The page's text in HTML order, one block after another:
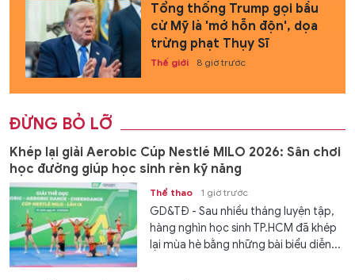
Tổng thống Trump gọi bầu
cử Mỹ là 'mớ hỗn độn', dọa
trừng phạt Thụy Sĩ
Thế giới 8 giờ trước
ĐỪNG BỎ LỠ
Khép lại giải Aerobic Cúp Nestlé MILO 2026: Sân chơi
học đường giúp học sinh rèn kỹ năng
Thể thao 1 giờ trước
GD&TĐ - Sau nhiều tháng luyện tập,
hàng nghìn học sinh TP.HCM đã khép
lại mùa hè bằng những bài biểu diễn...